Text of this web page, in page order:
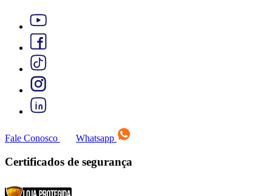
Fale Conosco Whatsapp
Certificados de segurança